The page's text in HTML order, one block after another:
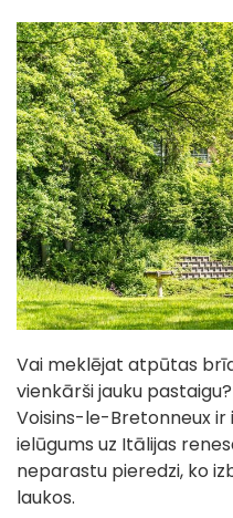
Vai meklējat atpūtas
vienkārši jauku pastaigu?
Voisins-le-Bretonneux
ielūgums uz Itālijas
neparastu pieredzi, ko
laukos.